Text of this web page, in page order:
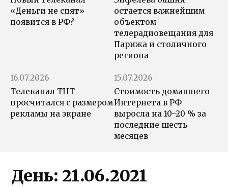
«Деньги не спят»
появится в РФ?
остается важнейшим
объектом
телерадиовещания для
Парижа и столичного
региона
16.07.2026
Телеканал ТНТ
просчитался с размером
рекламы на экране
15.07.2026
Стоимость домашнего
Интернета в РФ
выросла на 10–20 % за
последние шесть
месяцев
День:21.06.2021